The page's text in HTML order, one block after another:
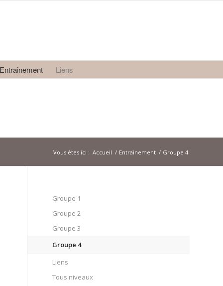
Entrainement Liens
Vous êtes ici : Accueil / Entrainement / Groupe 4
Groupe 1
Groupe 2
Groupe 3
Groupe 4
Liens
Tous niveaux